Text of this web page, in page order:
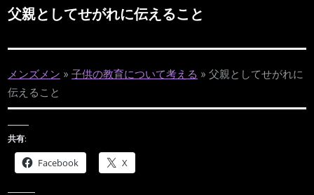
父親としてせがれに伝えること
メンズメン » 子供の教育について考える » 父親としてせがれに
伝えること
共有:
Facebook X